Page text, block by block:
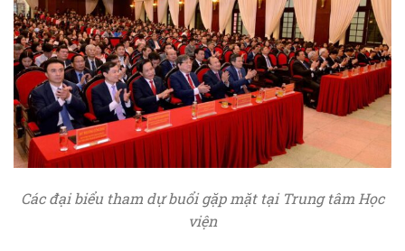
Các đại biểu tham dự buổi gặp mặt tại Trung tâm Học
viện